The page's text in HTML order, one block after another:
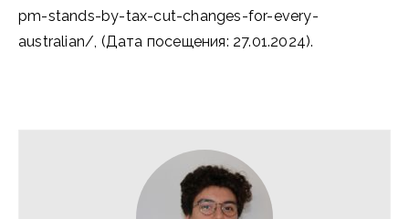
pm-stands-by-tax-cut-changes-for-every-
australian/, (Дата посещения: 27.01.2024).